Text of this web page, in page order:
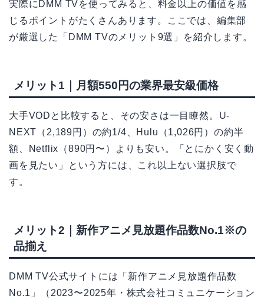
実際にDMM TVを使ってみると、料金以上の価値を感
じるポイントがたくさんあります。ここでは、編集部
が厳選した「DMM TVのメリット9選」を紹介します。
メリット1｜月額550円の業界最安級価格
大手VODと比較すると、その安さは一目瞭然。U-
NEXT（2,189円）の約1/4、Hulu（1,026円）の約半
額、Netflix（890円〜）よりも安い。「とにかく安く動
画を見たい」という方には、これ以上ない選択肢で
す。
メリット2｜新作アニメ見放題作品数No.1※の
品揃え
DMM TV公式サイトには「新作アニメ見放題作品数
No.1」（2023〜2025年・株式会社コミュニケーション